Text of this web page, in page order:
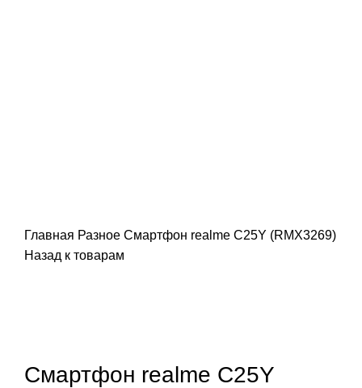
Главная Разное Смартфон realme C25Y (RMX3269)
Назад к товарам
Смартфон realme C25Y